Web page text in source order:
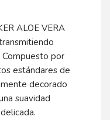
ALOE VERA
Compuesto por
estándares de
decorado
suavidad